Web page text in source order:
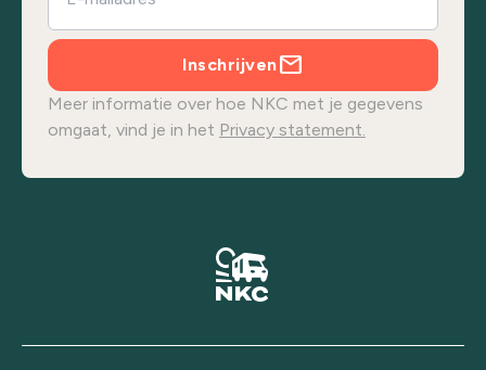
Inschrijven
Meer informatie over hoe NKC met je gegevens
omgaat, vind je in het Privacy statement.